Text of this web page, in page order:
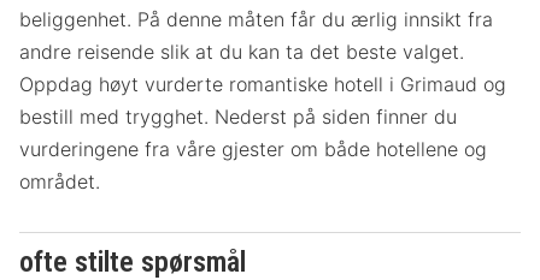
beliggenhet. På denne måten får du ærlig innsikt fra
andre reisende slik at du kan ta det beste valget.
Oppdag høyt vurderte romantiske hotell i Grimaud og
bestill med trygghet. Nederst på siden finner du
vurderingene fra våre gjester om både hotellene og
området.
ofte stilte spørsmål